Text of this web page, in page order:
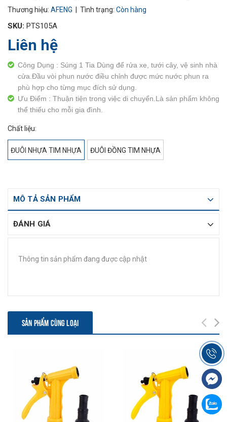
Thương hiệu: AFENG | Tình trạng: Còn hàng
SKU: PTS105A
Liên hệ
Công Dụng : Súng 1 Tia Dùng để rửa xe, tưới cây, vệ sinh nhà
cửa.Đầu vòi phun nước điều chỉnh được mức nước phun ra
phù hợp cho từng mục đích sử dụng.
Ưu Điểm : Thuận tiện trong việc di chuyển.Là sản phẩm không
thể thiếu cho mỗi gia đình.
Chất liệu:
ĐUÔI NHỰA TIM NHỰA ĐUÔI ĐỒNG TIM NHỰA
MÔ TẢ SẢN PHẨM
ĐÁNH GIÁ
Thông tin sản phẩm đang được cập nhật
SẢN PHẨM CÙNG LOẠI